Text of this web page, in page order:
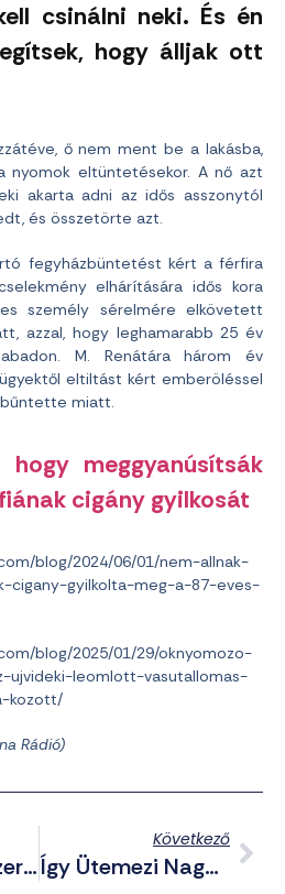
csinálni neki. És én
hogy álljak ott
ő nem ment be a lakásba,
nyomok eltüntetésekor. A nő azt
akarta adni az idős asszonytól
és összetörte azt.
fegyházbüntetést kért a férfira
elhárítására idős kora
személy sérelmére elkövetett
azzal, hogy leghamarabb 25 év
M. Renátára három év
eltiltást kért emberöléssel
miatt.
meggyanúsítsák
cigány gyilkosát
blog/2024/06/01/nem-allnak-
cigany-gyilkolta-meg-a-87-eves-
blog/2025/01/29/oknyomozo-
ujvideki-leomlott-vasutallomas-
kozott/
Rádió)
Elérkezett A Lézeres Légvédelem Kora?
Következő
Így Ütemezi Nagy Márton Az ATM-Ek Telepítését